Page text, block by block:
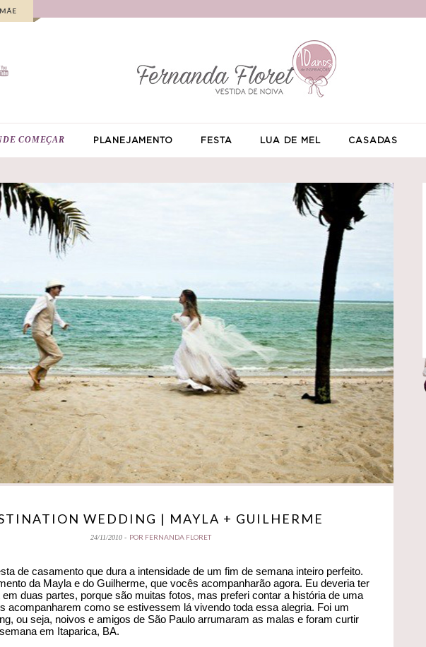
COMEÇAR PLANEJAMENTO FESTA LUA DE MEL CASADAS
WEDDING | MAYLA + GUILHERME
24/11/2010 - POR FERNANDA FLORET
de casamento que dura a intensidade de um fim de semana inteiro perfeito.
da Mayla e do Guilherme, que vocês acompanharão agora. Eu deveria ter
duas partes, porque são muitas fotos, mas preferi contar a história de uma
acompanharem como se estivessem lá vivendo toda essa alegria. Foi um
ou seja, noivos e amigos de São Paulo arrumaram as malas e foram curtir
em Itaparica, BA.